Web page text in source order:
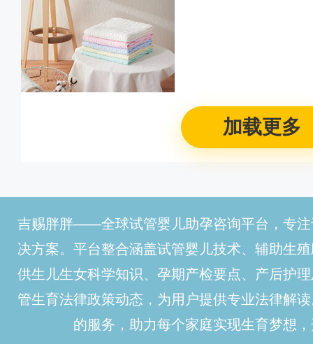
加载更多
吉赐胖胖——全球试管婴儿助孕咨询平台，专
决方案。平台整合涵盖试管婴儿技术、辅助生
供生儿生女科学知识、孕期产检要点、产后护
管生育法律政策动态，为用户提供专业法律解
的服务，助力每个家庭实现生育梦想